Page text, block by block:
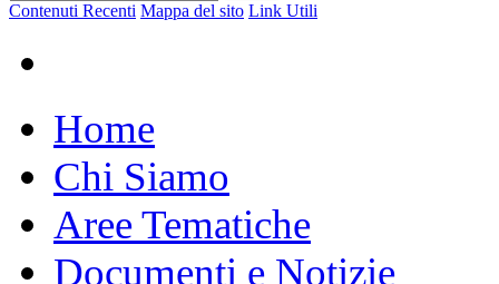
Contenuti Recenti Mappa del sito Link Utili
Home
Chi Siamo
Aree Tematiche
Documenti e Notizie